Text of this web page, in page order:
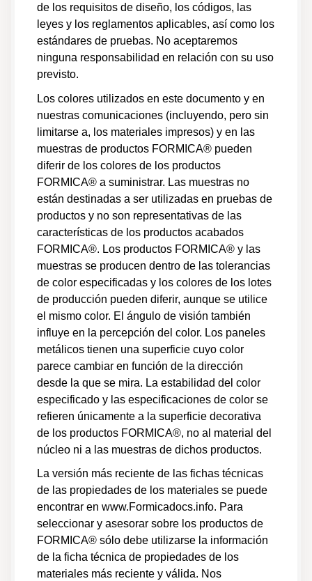
Laminado Formica® - Guía Técnica de
Sustratos
Guías de producto
Información técnica
Fabricación
Laminado Formica® - Resumen técnico de
resistencia a altas temperaturas
Guías de producto
Retardante/Resistente a altas temperaturas
Datos de seguridad
Laminado ColorCore®2 - Resumen técnico de
aplicación
Guías de producto
Fabricación
Información técnica
Laminado Formica® - Resumen técnico de
revestimiento de sustratos metálicos
Guías de producto
Información técnica
Fabricación
Formica Infiniti®, ColorCore®2 - Datos técnicos
Guías de producto
Información técnica
Laminado Formica® - Guía de instalación de
Guías de instalación
Otras certificaciones
Uso y cuidado
Laminado Formica® - Guía de aplicación de
de los requisitos de diseño, los códigos, las
leyes y los reglamentos aplicables, así como los
estándares de pruebas. No aceptaremos
ninguna responsabilidad en relación con su uso
previsto.
Los colores utilizados en este documento y en
nuestras comunicaciones (incluyendo, pero sin
limitarse a, los materiales impresos) y en las
muestras de productos FORMICA® pueden
diferir de los colores de los productos
FORMICA® a suministrar. Las muestras no
están destinadas a ser utilizadas en pruebas de
productos y no son representativas de las
características de los productos acabados
FORMICA®. Los productos FORMICA® y las
muestras se producen dentro de las tolerancias
de color especificadas y los colores de los lotes
de producción pueden diferir, aunque se utilice
el mismo color. El ángulo de visión también
influye en la percepción del color. Los paneles
metálicos tienen una superficie cuyo color
parece cambiar en función de la dirección
desde la que se mira. La estabilidad del color
especificado y las especificaciones de color se
refieren únicamente a la superficie decorativa
de los productos FORMICA®, no al material del
núcleo ni a las muestras de dichos productos.
La versión más reciente de las fichas técnicas
de las propiedades de los materiales se puede
encontrar en www.Formicadocs.info. Para
seleccionar y asesorar sobre los productos de
FORMICA® sólo debe utilizarse la información
de la ficha técnica de propiedades de los
materiales más reciente y válida. Nos